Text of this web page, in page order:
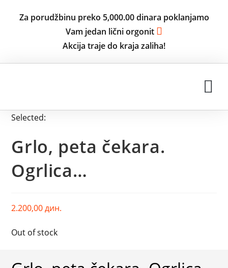
Za porudžbinu preko 5,000.00 dinara poklanjamo
Vam jedan lični orgonit
Akcija traje do kraja zaliha!
Selected:
Grlo, peta čekara.
Ogrlica…
2.200,00дин.
Out of stock